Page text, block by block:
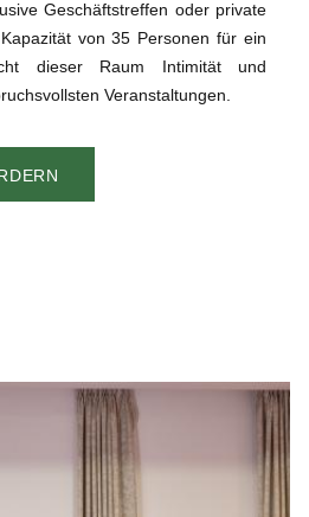
Geschäftstreffen oder private
von 35 Personen für ein
dieser Raum Intimität und
Veranstaltungen.